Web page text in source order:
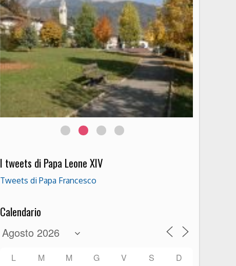
I tweets di Papa Leone XIV
Tweets di Papa Francesco
Calendario
L M M G V S D